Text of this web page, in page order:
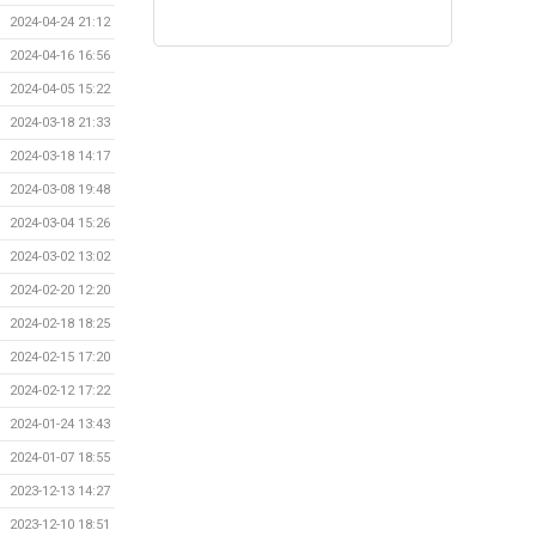
2024-04-24 21:12
2024-04-16 16:56
2024-04-05 15:22
2024-03-18 21:33
2024-03-18 14:17
2024-03-08 19:48
2024-03-04 15:26
2024-03-02 13:02
2024-02-20 12:20
2024-02-18 18:25
2024-02-15 17:20
2024-02-12 17:22
2024-01-24 13:43
2024-01-07 18:55
2023-12-13 14:27
2023-12-10 18:51